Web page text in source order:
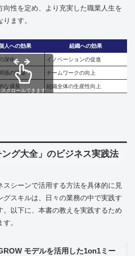
向性を定め、より充実した職業人生を
ます。
人への効果 組織への効果
深化 イノベーションの促進
係の構築 チームワークの向上
な成長 組織全体の生産性向上
スクロールできます
ング大全」のビジネス実践法
スシーンで活用する方法を具体的に見
グスキルは、日々の業務の中で実践す
。以下に、本書の教えを実践するため
。
モデルを活用した1on1ミー